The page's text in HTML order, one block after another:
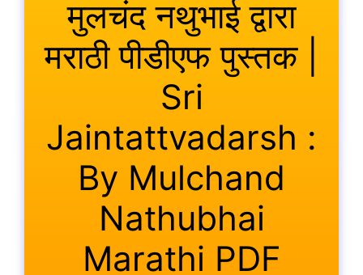
मुलचंद नथुभाई द्वारा
मराठी पीडीएफ पुस्तक |
Sri
Jaintattvadarsh :
By Mulchand
Nathubhai
Marathi PDF